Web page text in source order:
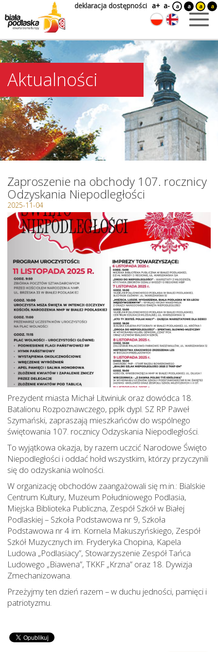
deklaracja dostępności a+ a- a a a a
Aktualności
Zaproszenie na obchody 107. rocznicy
Odzyskania Niepodległości
2025-11-04
Prezydent miasta Michał Litwiniuk oraz dowódca 18.
Batalionu Rozpoznawczego, ppłk dypl. SZ RP Paweł
Szymański, zapraszają mieszkańców do wspólnego
świętowania 107. rocznicy Odzyskania Niepodległości.
To wyjątkowa okazja, by razem uczcić Narodowe Święto
Niepodległości i oddać hołd wszystkim, którzy przyczynili
się do odzyskania wolności.
W organizację obchodów zaangażowali się m.in.: Bialskie
Centrum Kultury, Muzeum Południowego Podlasia,
Miejska Biblioteka Publiczna, Zespół Szkół w Białej
Podlaskiej – Szkoła Podstawowa nr 9, Szkoła
Podstawowa nr 4 im. Kornela Makuszyńskiego, Zespół
Szkół Muzycznych im. Fryderyka Chopina, Kapela
Ludowa „Podlasiacy”, Stowarzyszenie Zespół Tańca
Ludowego „Biawena”, TKKF „Krzna” oraz 18. Dywizja
Zmechanizowana.
Przeżyjmy ten dzień razem – w duchu jedności, pamięci i
patriotyzmu.